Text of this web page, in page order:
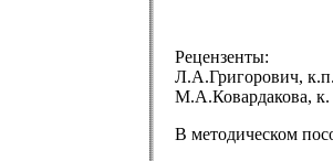
Рецензенты:
Л.А.Григорович,
М.А.Ковардакова, к.
В методическом